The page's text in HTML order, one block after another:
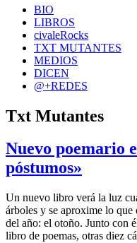
BIO
LIBROS
civaleRocks
TXT MUTANTES
MEDIOS
DICEN
@+REDES
Txt Mutantes
Nuevo poemario
póstumos»
Un nuevo libro verá la luz
árboles y se aproxime lo que
del año: el otoño. Junto con
libro de poemas, otras diez